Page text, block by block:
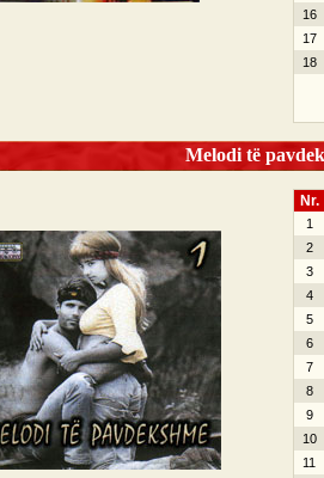
16
17
18
Melodi të
Nr.
1
2
3
4
5
6
7
8
9
10
11